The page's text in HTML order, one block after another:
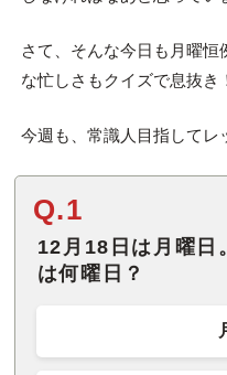
さて、そんな今日も月曜
な忙しさもクイズで息抜き
今週も、常識人目指してレ
Q.1
12月18日は月曜日
は何曜日？